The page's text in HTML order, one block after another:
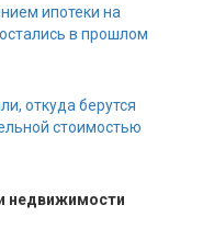
ипотеки на
в прошлом
откуда берутся
стоимостью
недвижимости